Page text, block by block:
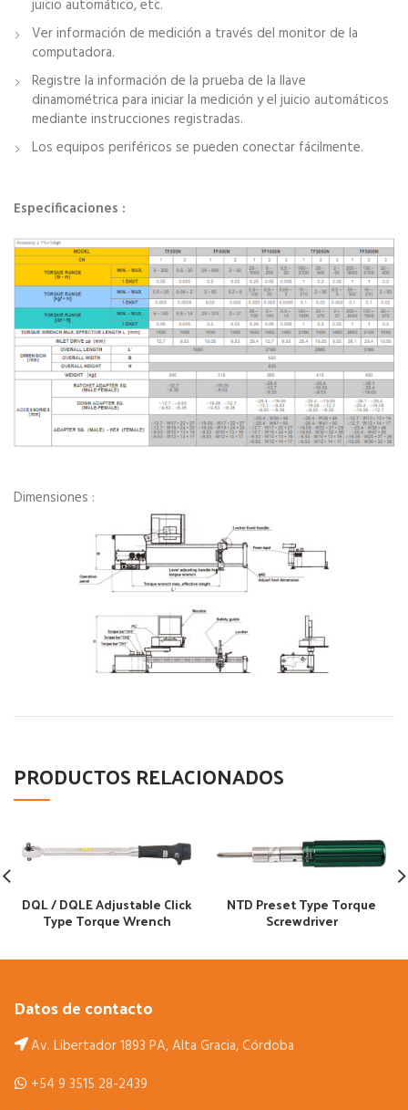
juicio automático, etc.
Ver información de medición a través del monitor de la
computadora.
Registre la información de la prueba de la llave
dinamométrica para iniciar la medición y el juicio automáticos
mediante instrucciones registradas.
Los equipos periféricos se pueden conectar fácilmente.
Especificaciones :
Dimensiones :
PRODUCTOS RELACIONADOS
DQL / DQLE Adjustable Click
Type Torque Wrench
NTD Preset Type Torque
Screwdriver
Datos de contacto
Av. Libertador 1893 PA, Alta Gracia, Córdoba
+54 9 3515 28-2439